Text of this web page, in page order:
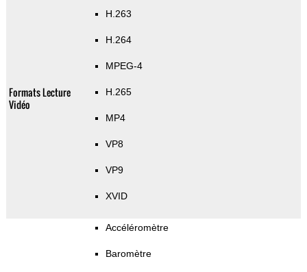
Formats Lecture
Vidéo
H.263
H.264
MPEG-4
H.265
MP4
VP8
VP9
XVID
Accéléromètre
Baromètre